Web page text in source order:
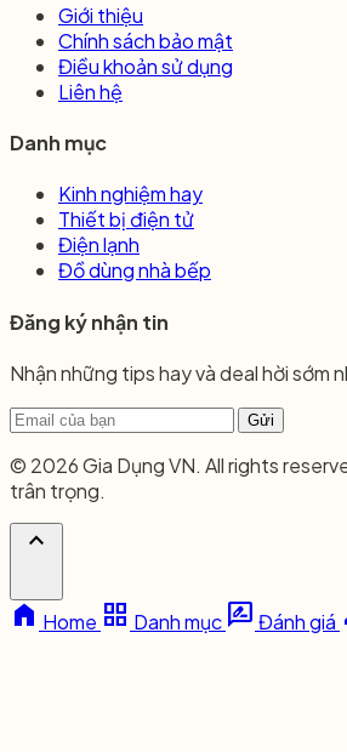
Giới thiệu
Chính sách bảo mật
Điều khoản sử dụng
Liên hệ
Danh mục
Kinh nghiệm hay
Thiết bị điện tử
Điện lạnh
Đồ dùng nhà bếp
Đăng ký nhận tin
Nhận những tips hay và deal hời sớm
Gửi
© 2026 Gia Dụng VN. All rights
trân trọng.
expand_less
home Home grid_view Danh mục rate_review Đánh giá